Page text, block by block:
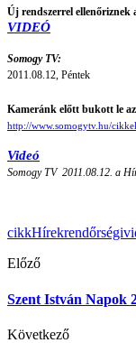
Új rendszerrel ellenőriznek
VIDEÓ
Somogy TV:
2011.08.12, Péntek
Kameránk előtt bukott le
http://www.somogytv.hu/
Videó
Somogy TV 2011.08.12. a
cikkHírekrendőrségi
Előző
Szent István Napok
Következő